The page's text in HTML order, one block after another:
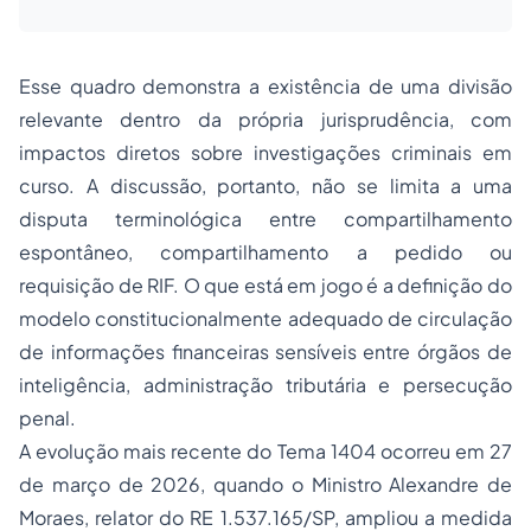
Esse quadro demonstra a existência de uma divisão
relevante dentro da própria jurisprudência, com
impactos diretos sobre investigações criminais em
curso. A discussão, portanto, não se limita a uma
disputa terminológica entre compartilhamento
espontâneo, compartilhamento a pedido ou
requisição de RIF. O que está em jogo é a definição do
modelo constitucionalmente adequado de circulação
de informações financeiras sensíveis entre órgãos de
inteligência, administração tributária e persecução
penal.
A evolução mais recente do Tema 1404 ocorreu em 27
de março de 2026, quando o Ministro Alexandre de
Moraes, relator do RE 1.537.165/SP, ampliou a medida